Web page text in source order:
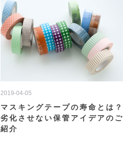
2019-04-05
マスキングテープの寿命とは？
劣化させない保管アイデアのご
紹介